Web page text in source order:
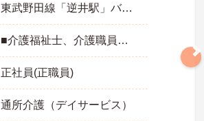
東武野田線「逆井駅」バス・車7分
■介護福祉士、介護職員初任者研修（ヘルパー2級）修了者以上のいずれか ■普通自動車運転免許（AT限定可）
正社員(正職員)
通所介護（デイサービス）